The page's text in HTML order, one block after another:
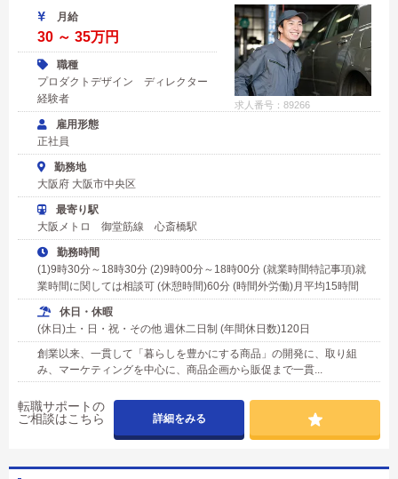
求人番号：89266
月給
30 ～ 35万円
職種
プロダクトデザイン ディレクター
経験者
雇用形態
正社員
勤務地
大阪府 大阪市中央区
最寄り駅
大阪メトロ 御堂筋線 心斎橋駅
勤務時間
(1)9時30分～18時30分 (2)9時00分～18時00分 (就業時間特記事項)就
業時間に関しては相談可 (休憩時間)60分 (時間外労働)月平均15時間
休日・休暇
(休日)土・日・祝・その他 週休二日制 (年間休日数)120日
創業以来、一貫して「暮らしを豊かにする商品」の開発に、取り組
み、マーケティングを中心に、商品企画から販促まで一貫...
転職サポートの
ご相談はこちら
詳細をみる